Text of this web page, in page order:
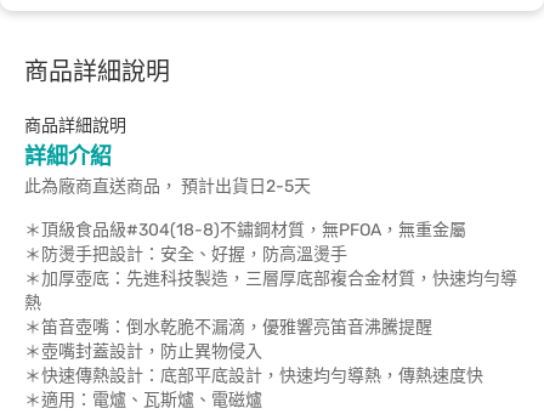
商品詳細說明
商品詳細說明
詳細介紹
此為廠商直送商品， 預計出貨日2-5天
＊頂級食品級#304(18-8)不鏽鋼材質，無PFOA，無重金屬
＊防燙手把設計：安全、好握，防高溫燙手
＊加厚壺底：先進科技製造，三層厚底部複合金材質，快速均勻導
熱
＊笛音壺嘴：倒水乾脆不漏滴，優雅響亮笛音沸騰提醒
＊壺嘴封蓋設計，防止異物侵入
＊快速傳熱設計：底部平底設計，快速均勻導熱，傳熱速度快
＊適用：電爐、瓦斯爐、電磁爐